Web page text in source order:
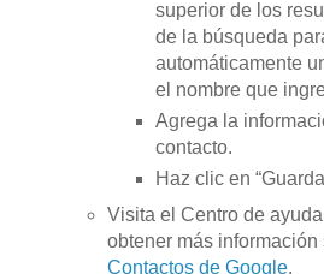
superior de los
de la búsqueda
automáticamente
el nombre que
Agrega la
contacto.
Haz clic en
Visita el Centro de
obtener más información
Contactos de Google.